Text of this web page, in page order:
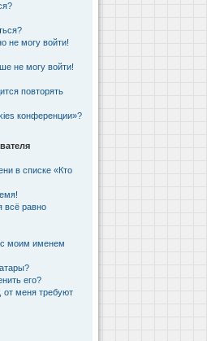
не могу войти!
не могу войти!
повторять
конференции»?
в списке «Кто
всё равно
с моим именем
его?
от меня требуют